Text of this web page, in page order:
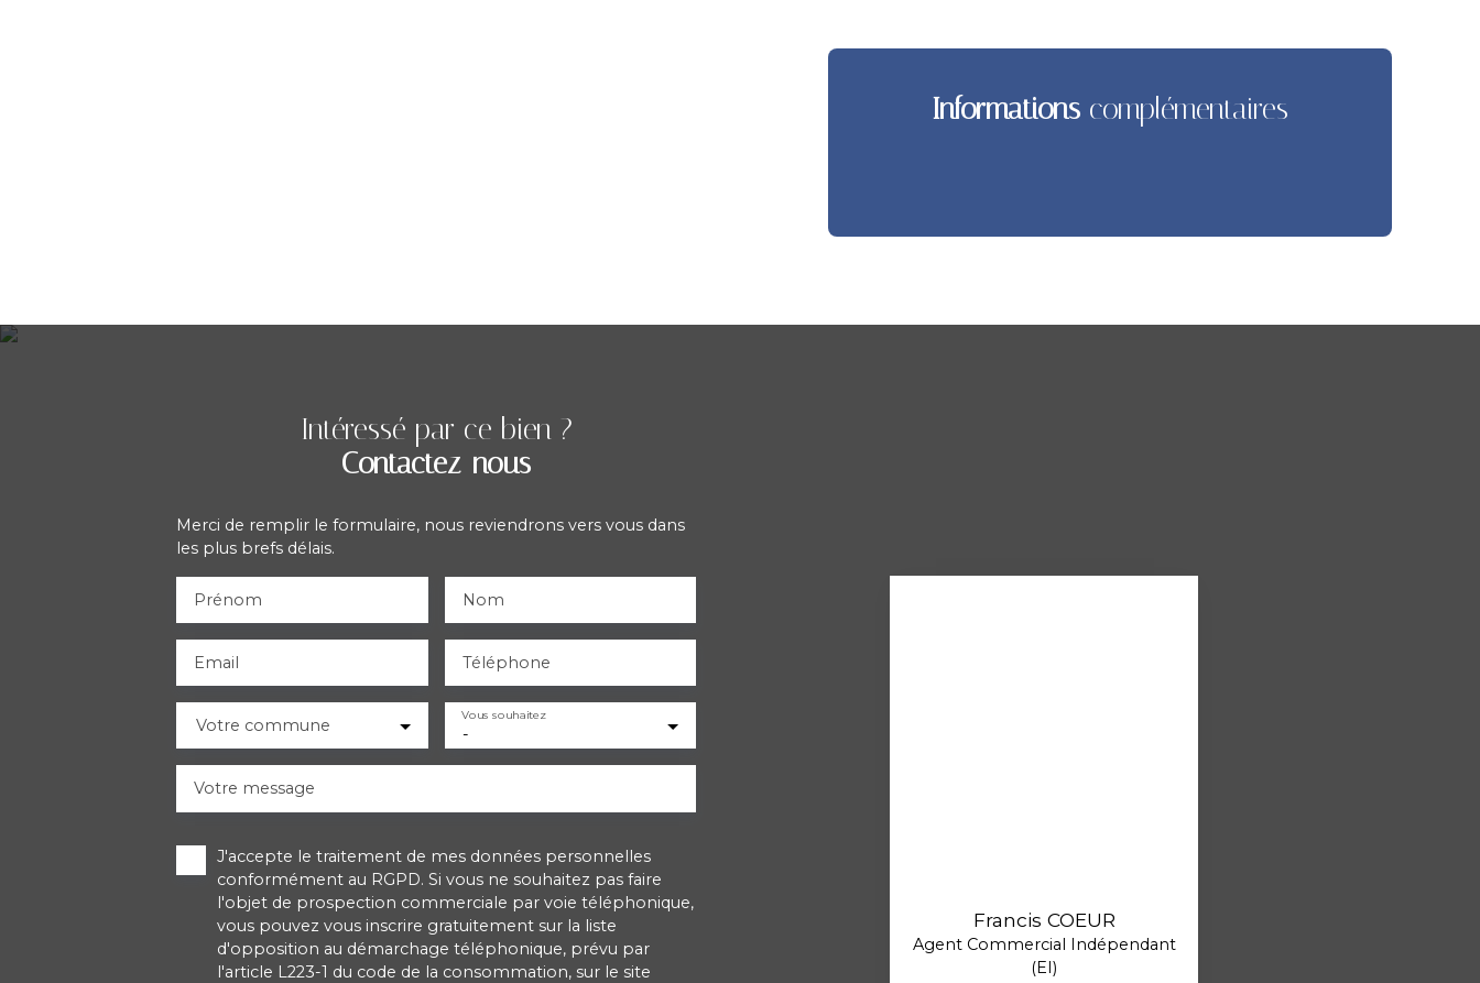
Informations complémentaires
Intéressé par ce bien ?
Contactez-nous
Merci de remplir le formulaire, nous reviendrons vers vous dans
les plus brefs délais.
Prénom Nom
Email Téléphone
Votre commune -
Vous souhaitez
Votre message
J'accepte le traitement de mes données personnelles
conformément au RGPD. Si vous ne souhaitez pas faire
l'objet de prospection commerciale par voie téléphonique,
vous pouvez vous inscrire gratuitement sur la liste
d'opposition au démarchage téléphonique, prévu par
l'article L223-1 du code de la consommation, sur le site
Francis COEUR
Agent Commercial Indépendant
(EI)